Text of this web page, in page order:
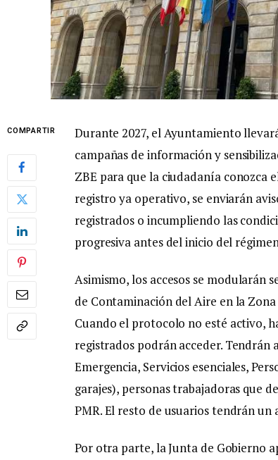
COMPARTIR
Durante 2027, el Ayuntamiento
campañas de información y
ZBE para que la ciudadanía conozca
registro ya operativo, se enviarán
registrados o incumpliendo las
progresiva antes del inicio del
Asimismo, los accesos se modularán
de Contaminación del Aire en la
Cuando el protocolo no esté activo,
registrados podrán acceder. Tendrán
Emergencia, Servicios esenciales,
garajes), personas trabajadoras que
PMR. El resto de usuarios tendrán
Por otra parte, la Junta de Gobierno